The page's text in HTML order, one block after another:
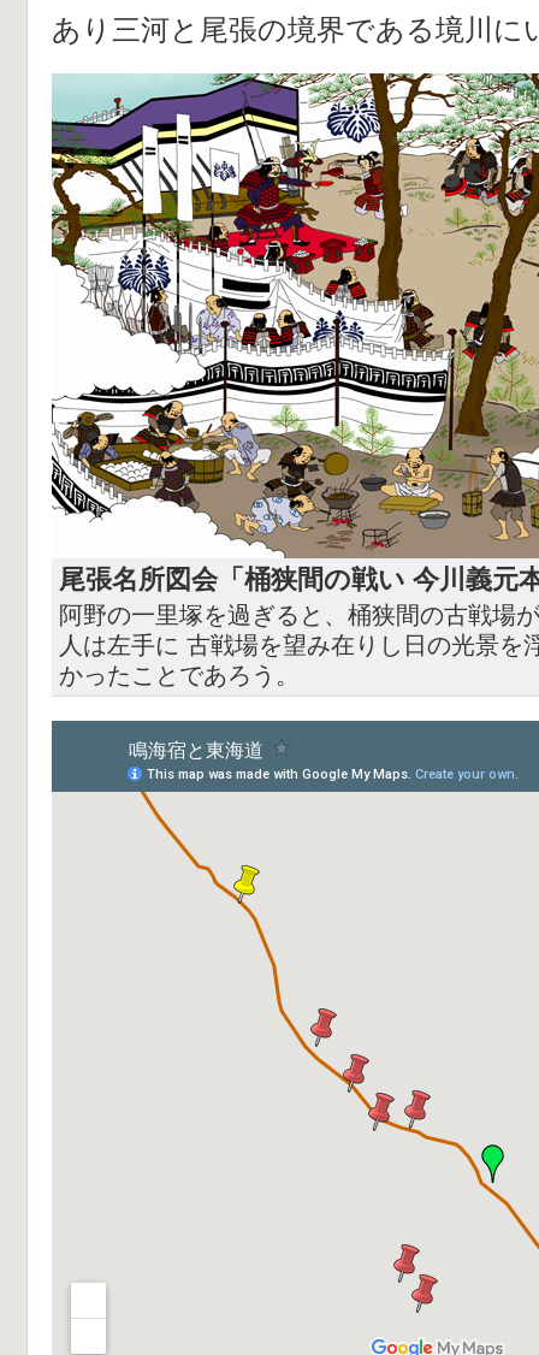
あり三河と尾張の境界である境川に
尾張名所図会「桶狭間の戦い 今川義元
阿野の一里塚を過ぎると、桶狭間の古戦場
人は左手に 古戦場を望み在りし日の光景を
かったことであろう。